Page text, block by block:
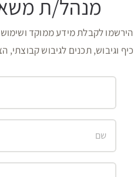
מנהל/ת
הירשמו לקבלת מידע ממוקד
כיף וגיבוש, תכנים לגיבוש קבוצתי,